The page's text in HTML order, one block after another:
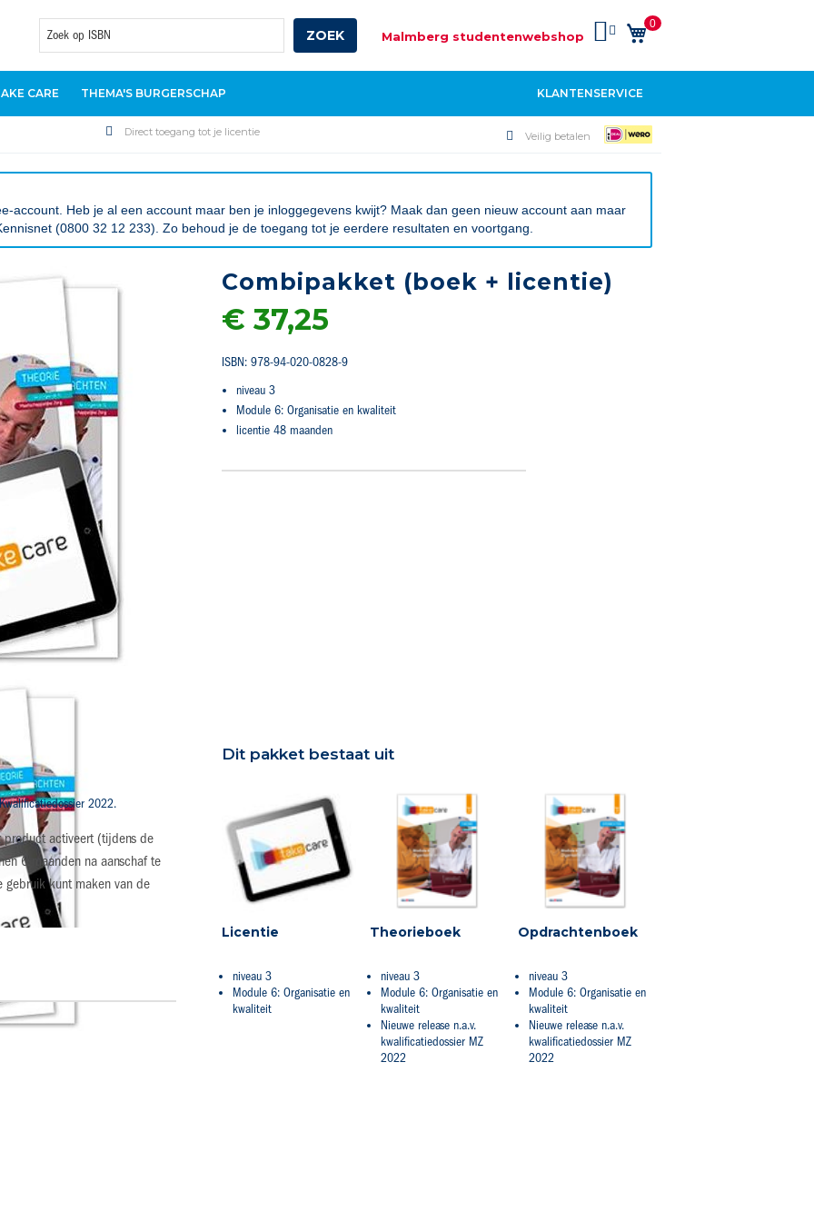
Zoek
ZOEK Malmberg studentenwebshop
Winkelwagen
0
CARE THEMA'S BURGERSCHAP KLANTENSERVICE
Direct toegang tot je licentie Veilig betalen
account. Heb je al een account maar ben je inloggegevens kwijt? Maak dan geen nieuw account aan maar
(0800 32 12 233). Zo behoud je de toegang tot je eerdere resultaten en voortgang.
Combipakket (boek + licentie)
€ 37,25
ISBN: 978-94-020-0828-9
niveau 3
Module 6: Organisatie en kwaliteit
licentie 48 maanden
2022.
activeert (tijdens de
6 maanden na aanschaf te
gebruik kunt maken van de
Dit pakket bestaat uit
Licentie
niveau 3
Module 6: Organisatie en
kwaliteit
Theorieboek
niveau 3
Module 6: Organisatie en
kwaliteit
Nieuwe release n.a.v.
kwalificatiedossier MZ
2022
Opdrachtenboek
niveau 3
Module 6: Organisatie en
kwaliteit
Nieuwe release n.a.v.
kwalificatiedossier MZ
2022